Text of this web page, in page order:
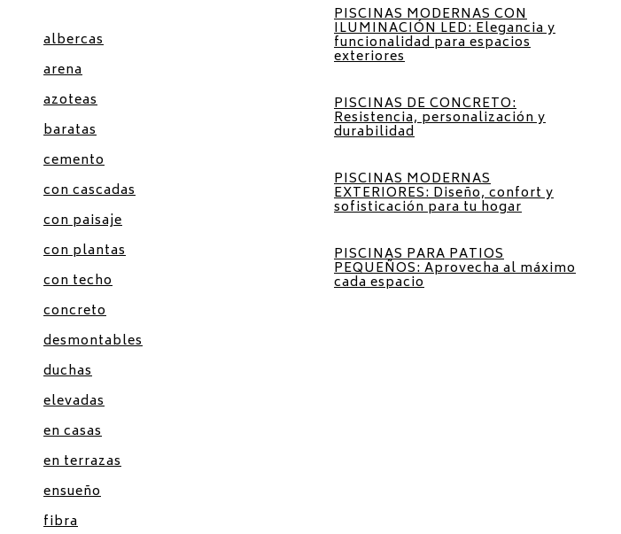
albercas
arena
azoteas
baratas
cemento
con cascadas
con paisaje
con plantas
con techo
concreto
desmontables
duchas
elevadas
en casas
en terrazas
ensueño
fibra
PISCINAS MODERNAS CON
ILUMINACIÓN LED: Elegancia y
funcionalidad para espacios
exteriores
PISCINAS DE CONCRETO:
Resistencia, personalización y
durabilidad
PISCINAS MODERNAS
EXTERIORES: Diseño, confort y
sofisticación para tu hogar
PISCINAS PARA PATIOS
PEQUEÑOS: Aprovecha al máximo
cada espacio